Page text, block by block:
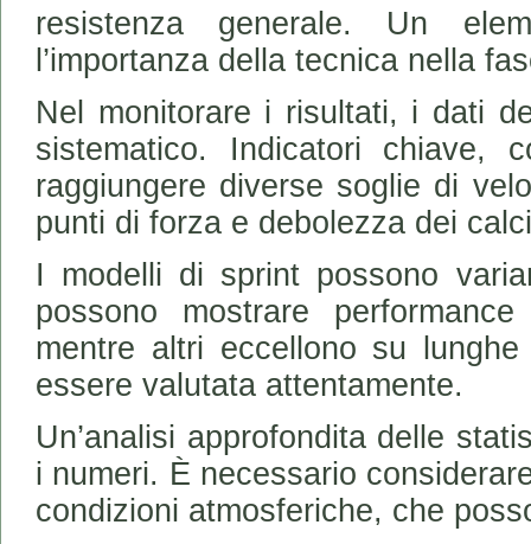
resistenza generale. Un
l’importanza della tecnica nella
Nel monitorare i risultati, i dati
sistematico. Indicatori chiave,
raggiungere diverse soglie di
punti di forza e debolezza dei
I modelli di sprint possono
possono mostrare
mentre altri eccellono su
essere valutata attentamente.
Un’analisi approfondita delle
i numeri. È necessario
condizioni atmosferiche, che